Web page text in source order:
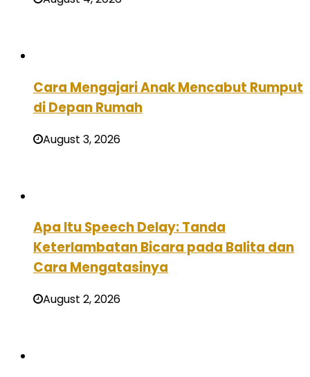
Cara Mengajari Anak Mencabut Rumput
di Depan Rumah
August 3, 2026
Apa Itu Speech Delay: Tanda
Keterlambatan Bicara pada Balita dan
Cara Mengatasinya
August 2, 2026